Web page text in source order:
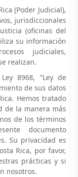
(Poder Judicial),
jurisdiccionales
(oficinas del
su información
judiciales,
realizan.
8968, “Ley de
de sus datos
Hemos tratado
de la manera más
de los términos
documento
Su privacidad es
Rica, por favor,
prácticas y si
nosotros.